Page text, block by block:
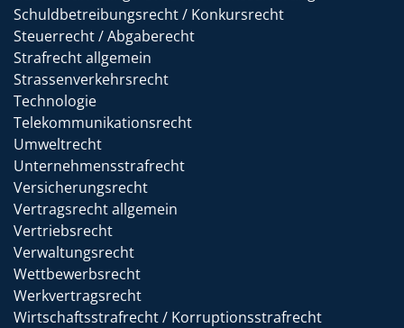
Schuldbetreibungsrecht / Konkursrecht
Steuerrecht / Abgaberecht
Strafrecht allgemein
Strassenverkehrsrecht
Technologie
Telekommunikationsrecht
Umweltrecht
Unternehmensstrafrecht
Versicherungsrecht
Vertragsrecht allgemein
Vertriebsrecht
Verwaltungsrecht
Wettbewerbsrecht
Werkvertragsrecht
Wirtschaftsstrafrecht / Korruptionsstrafrecht